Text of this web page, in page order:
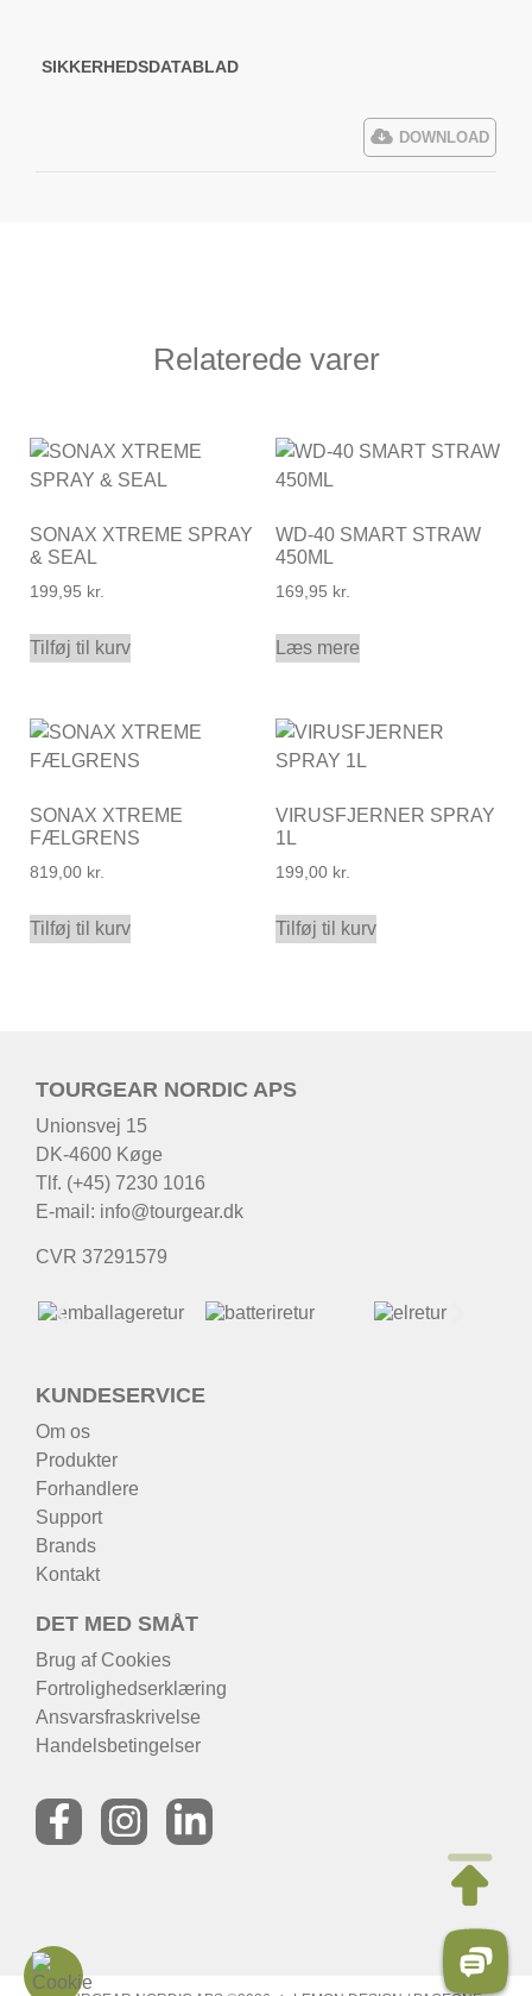
SIKKERHEDSDATABLAD
DOWNLOAD
Relaterede varer
SONAX XTREME SPRAY
& SEAL
199,95 kr.
Tilføj til kurv
WD-40 SMART STRAW
450ML
169,95 kr.
Læs mere
SONAX XTREME
FÆLGRENS
819,00 kr.
Tilføj til kurv
VIRUSFJERNER SPRAY
1L
199,00 kr.
Tilføj til kurv
TOURGEAR NORDIC APS
Unionsvej 15
DK-4600 Køge
Tlf. (+45) 7230 1016
E-mail: info@tourgear.dk
CVR 37291579
KUNDESERVICE
Om os
Produkter
Forhandlere
Support
Brands
Kontakt
DET MED SMÅT
Brug af Cookies
Fortrolighedserklæring
Ansvarsfraskrivelse
Handelsbetingelser